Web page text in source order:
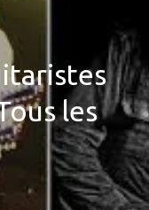
les